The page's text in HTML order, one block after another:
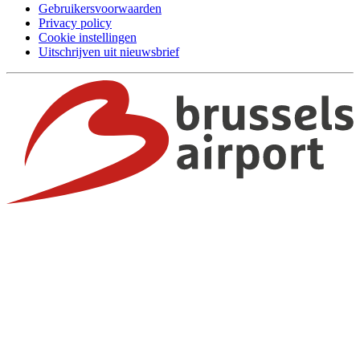
Gebruikersvoorwaarden
Privacy policy
Cookie instellingen
Uitschrijven uit nieuwsbrief